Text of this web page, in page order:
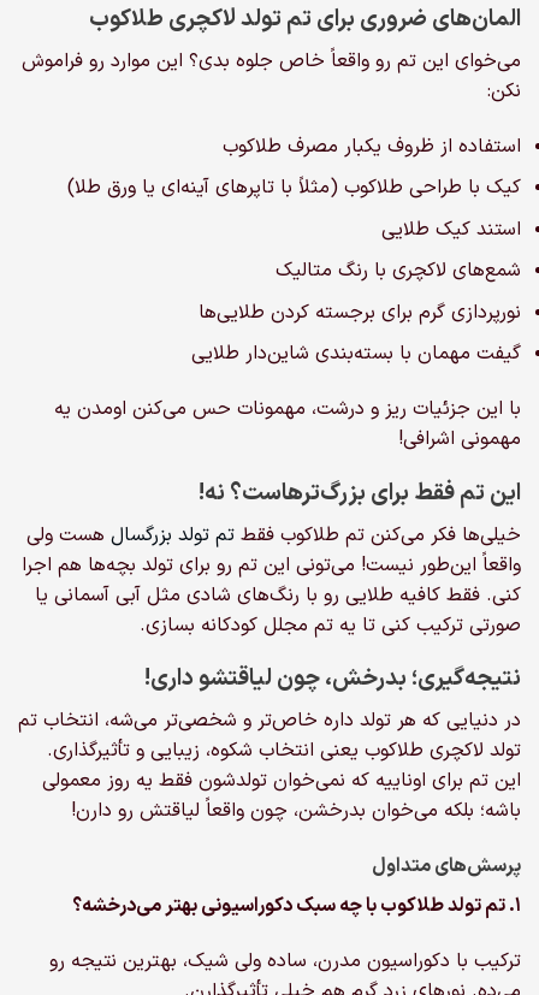
المان‌های ضروری برای تم تولد لاکچری طلاکوب
می‌خوای این تم رو واقعاً خاص جلوه بدی؟ این موارد رو فراموش
نکن:
استفاده از ظروف یکبار مصرف طلاکوب
کیک با طراحی طلاکوب (مثلاً با تاپرهای آینه‌ای یا ورق طلا)
استند کیک طلایی
شمع‌های لاکچری با رنگ متالیک
نورپردازی گرم برای برجسته کردن طلایی‌ها
گیفت مهمان با بسته‌بندی شاین‌دار طلایی
با این جزئیات ریز و درشت، مهمونات حس می‌کنن اومدن یه
مهمونی اشرافی!
این تم فقط برای بزرگ‌ترهاست؟ نه!
خیلی‌ها فکر می‌کنن تم طلاکوب فقط تم تولد بزرگسال‌ هست ولی
واقعاً این‌طور نیست! می‌تونی این تم رو برای تولد بچه‌ها هم اجرا
کنی. فقط کافیه طلایی رو با رنگ‌های شادی مثل آبی آسمانی یا
صورتی ترکیب کنی تا یه تم مجلل کودکانه بسازی.
نتیجه‌گیری؛ بدرخش، چون لیاقتشو داری!
در دنیایی که هر تولد داره خاص‌تر و شخصی‌تر می‌شه، انتخاب تم
تولد لاکچری طلاکوب یعنی انتخاب شکوه، زیبایی و تأثیرگذاری.
این تم برای اوناییه که نمی‌خوان تولدشون فقط یه روز معمولی
باشه؛ بلکه می‌خوان بدرخشن، چون واقعاً لیاقتش رو دارن!
پرسش‌های متداول
۱. تم تولد طلاکوب با چه سبک دکوراسیونی بهتر می‌درخشه؟
ترکیب با دکوراسیون مدرن، ساده ولی شیک، بهترین نتیجه رو